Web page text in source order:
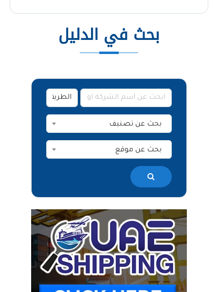
بحث في الدليل
بحث عن تصنيف
بحث عن موقع